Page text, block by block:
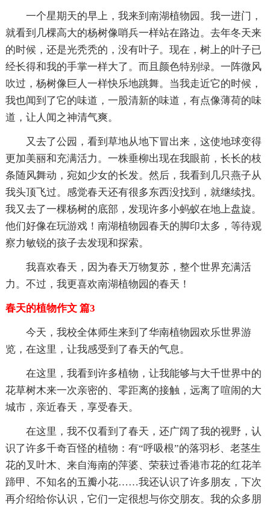
一个星期天的早上，我来到南湖植物园。我一进门，
就看到几棵高大的杨树像哨兵一样站在路边。去年冬天来
的时候，还是光秃秃的，没有叶子。现在，树上的叶子已
经长得和我的手掌一样大了。而且颜色特别绿。一阵微风
吹过，杨树像巨人一样快乐地跳舞。当我走近它的时候，
我也闻到了它的味道，一股清新的味道，有点像薄荷的味
道，让人闻之神清气爽。
又去了公园，看到草地从地下冒出来，这使地球变得
更加美丽和充满活力。一株垂柳出现在我眼前，长长的枝
条随风舞动，宛如少女的长发。然后，我看到几只燕子从
我头顶飞过。感觉春天还有很多东西没找到，就继续找。
我又去了一棵杨树的底部，发现许多小蚂蚁在地上盘旋。
他们好像在玩游戏！南湖植物园春天的脚印太多，等待观
察力敏锐的孩子去发现和探索。
我喜欢春天，因为春天万物复苏，整个世界充满活
力。不过，我更喜欢南湖植物园的春天！
春天的植物作文 篇3
今天，我校全体师生来到了华南植物园欢乐世界游
览，在这里，让我感受到了春天的气息。
在这里，我看到许多植物，让我能够与大千世界中的
花草树木来一次亲密的、零距离的接触，远离了喧闹的大
城市，亲近春天，享受春天。
在这里，我不仅看到了春天，还广阔了我的视野，认
识了许多千奇百怪的植物：有“呼吸根”的落羽杉、老茎生
花的叉叶木、来自海南的萍婆、荣获过香港市花的红花羊
蹄甲、不知名的五瓣小花……我还认识了许多朋友，下次
再介绍给你认识，它们一定很想与你交朋友。我的众多朋